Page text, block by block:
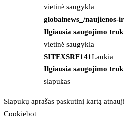
vietinė saugykla
globalnews_/naujienos-
Ilgiausia saugojimo
vietinė saugykla
SITEXSRF141Laukia
Ilgiausia saugojimo
slapukas
Slapukų aprašas paskutinį kartą
Cookiebot